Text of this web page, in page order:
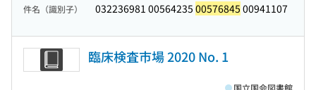
件名（識別子） 032236981 00564235 00576845 00941107
臨床検査市場 2020 No. 1
国立国会図書館